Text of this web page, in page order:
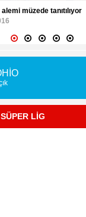
ikincisi oldu
SÜPER LİG